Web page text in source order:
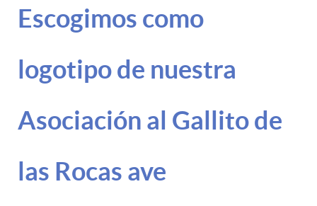
Escogimos como
logotipo de nuestra
Asociación al Gallito de
las Rocas ave